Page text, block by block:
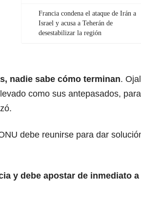
Francia condena el ataque de Irán a
Israel y acusa a Teherán de
desestabilizar la región
nadie sabe cómo terminan.
como sus antepasados, para
debe reunirse para dar
y debe apostar de inmediato a